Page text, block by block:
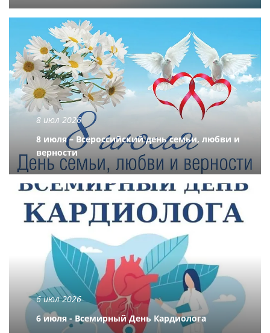
8 июл 2026
8 июля – Всероссийский день семьи, любви и
верности
6 июл 2026
6 июля - Всемирный День Кардиолога